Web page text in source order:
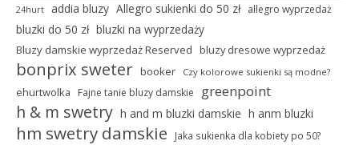
24hurt addia bluzy Allegro sukienki do 50 zł allegro wyprzedaż
bluzki do 50 zł bluzki na wyprzedaży
Bluzy damskie wyprzedaż Reserved bluzy dresowe wyprzedaż
bonprix sweter booker Czy kolorowe sukienki są modne?
ehurtwolka Fajne tanie bluzy damskie greenpoint
h & m swetry h and m bluzki damskie h anm bluzki
hm swetry damskie Jaka sukienka dla kobiety po 50?